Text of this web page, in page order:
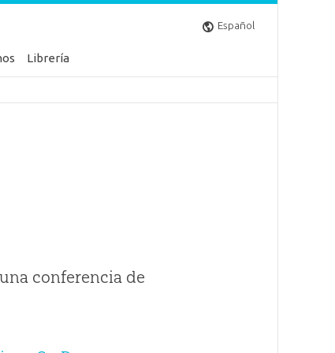
Español
Librería
conferencia de